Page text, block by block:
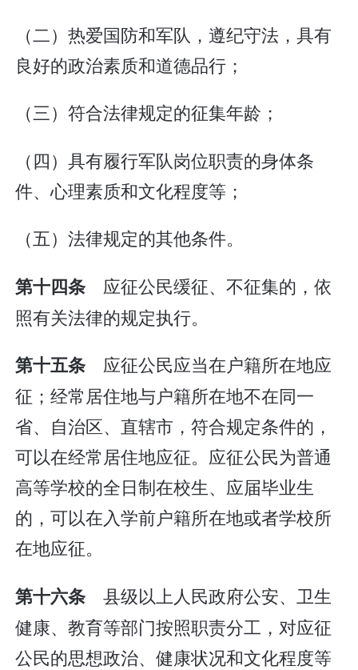
（二）热爱国防和军队，遵纪守法，具有
良好的政治素质和道德品行；
（三）符合法律规定的征集年龄；
（四）具有履行军队岗位职责的身体条
件、心理素质和文化程度等；
（五）法律规定的其他条件。
第十四条 应征公民缓征、不征集的，依
照有关法律的规定执行。
第十五条 应征公民应当在户籍所在地应
征；经常居住地与户籍所在地不在同一
省、自治区、直辖市，符合规定条件的，
可以在经常居住地应征。应征公民为普通
高等学校的全日制在校生、应届毕业生
的，可以在入学前户籍所在地或者学校所
在地应征。
第十六条 县级以上人民政府公安、卫生
健康、教育等部门按照职责分工，对应征
公民的思想政治、健康状况和文化程度等